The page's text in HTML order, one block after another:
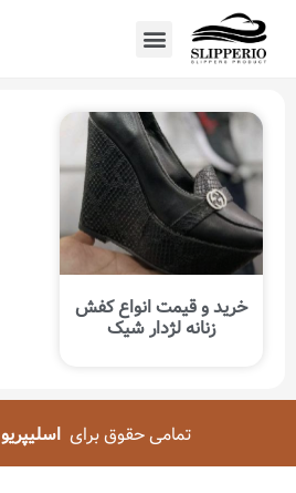
خرید و قیمت انواع کفش
زنانه لژدار شیک
تمامی حقوق برایاسلیپریو